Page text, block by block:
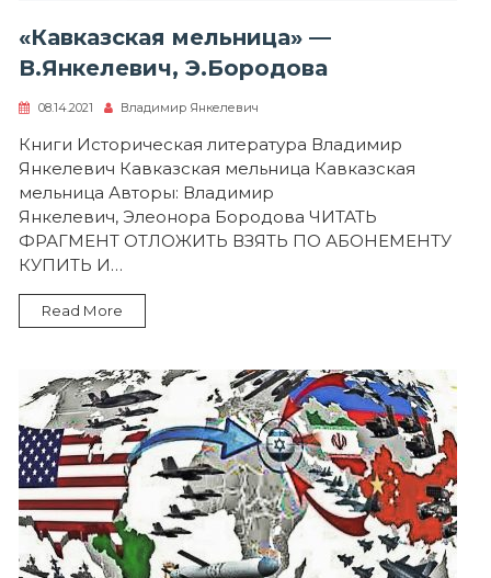
«Кавказская мельница» —
В.Янкелевич, Э.Бородова
08.14.2021 Владимир Янкелевич
Книги Историческая литература Владимир
Янкелевич Кавказская мельница Кавказская
мельница Авторы: Владимир
Янкелевич, Элеонора Бородова ЧИТАТЬ
ФРАГМЕНТ ОТЛОЖИТЬ ВЗЯТЬ ПО АБОНЕМЕНТУ
КУПИТЬ И…
Read More